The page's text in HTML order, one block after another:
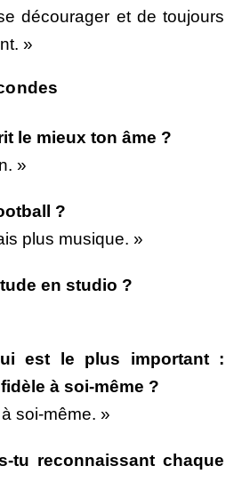
décourager et de toujours
»
le mieux ton âme ?
»
?
plus musique. »
en studio ?
est le plus important :
à soi-même ?
soi-même. »
tu reconnaissant chaque